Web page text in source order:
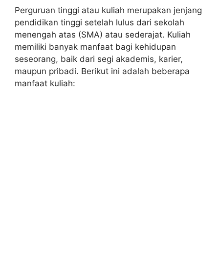
Perguruan tinggi atau kuliah merupakan jenjang
pendidikan tinggi setelah lulus dari sekolah
menengah atas (SMA) atau sederajat. Kuliah
memiliki banyak manfaat bagi kehidupan
seseorang, baik dari segi akademis, karier,
maupun pribadi. Berikut ini adalah beberapa
manfaat kuliah: